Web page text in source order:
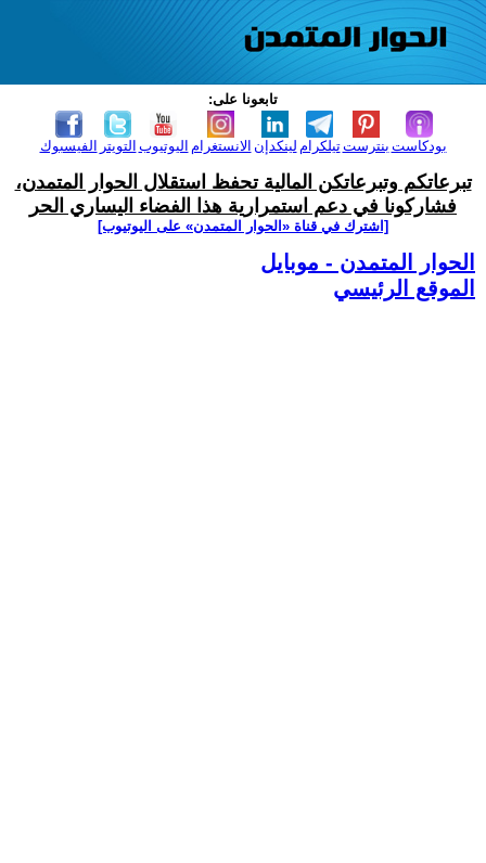
تابعونا على:
الفيسبوك التويتر اليوتيوب الانستغرام لينكدإن تيلكرامبنترست بودكاست
تبرعاتكم وتبرعاتكن المالية تحفظ استقلال الحوار المتمدن،
فشاركونا في دعم استمرارية هذا الفضاء اليساري الحر
[اشترك في قناة ‫«الحوار المتمدن» على اليوتيوب]
الحوار المتمدن - موبايل
الموقع الرئيسي